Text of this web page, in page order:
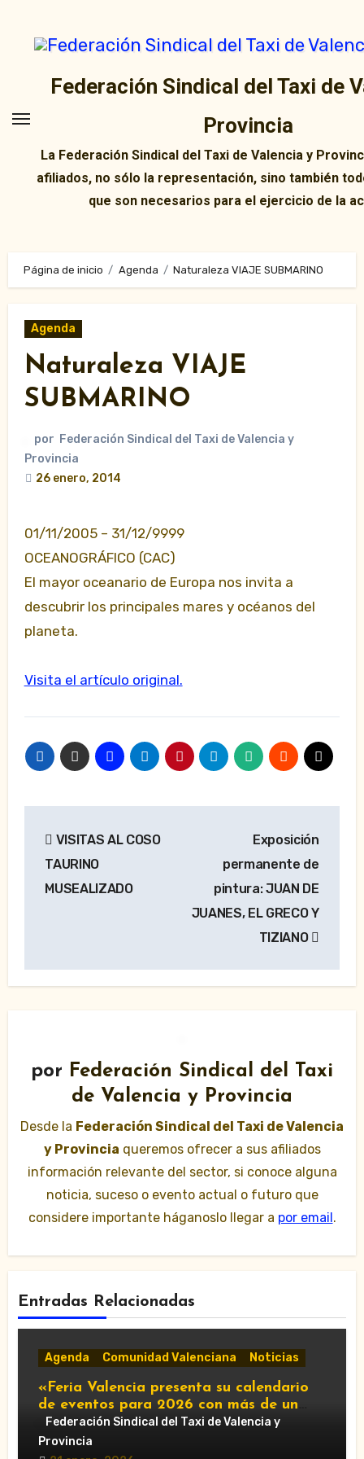
contenido
Federación Sindical del Taxi de
Provincia
La Federación Sindical del Taxi de Valencia y
afiliados, no sólo la representación, sino también
que son necesarios para el ejercicio de la
Página de inicio Agenda Naturaleza VIAJE SUBMARINO
Agenda
Naturaleza VIAJE
SUBMARINO
por Federación Sindical del Taxi de Valencia y
Provincia
26 enero, 2014
01/11/2005 – 31/12/9999
OCEANOGRÁFICO (CAC)
El mayor oceanario de Europa nos invita a
descubrir los principales mares y océanos del
planeta.
Visita el artículo original.
de
entradas
VISITAS AL COSO
TAURINO
MUSEALIZADO
Exposición
permanente de
pintura: JUAN DE
JUANES, EL GRECO Y
TIZIANO
por Federación Sindical del Taxi
de Valencia y Provincia
Desde la Federación Sindical del Taxi de Valencia
y Provincia queremos ofrecer a sus afiliados
información relevante del sector, si conoce alguna
noticia, suceso o evento actual o futuro que
considere importante háganoslo llegar a por email.
Entradas Relacionadas
Agenda Comunidad Valenciana Noticias
«Feria Valencia presenta su calendario
de eventos para 2026 con más de un
centenar de citas»
Federación Sindical del Taxi de Valencia y
Provincia